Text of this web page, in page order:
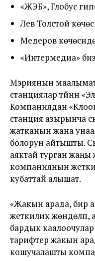
«ЖЭБ», Глобус
Лев Толстой
Медеров
«Интермедиа»
Мэриянын
станциялар түйүнүн
Компаниядан
станция азырынча
жатканын жана
болорун айтышты.
аяктай турган
компаниянын
кубаттай алышат.
«Жакын арада, бир
жеткилик
бардык
тарифтер жакын
кошучалашты